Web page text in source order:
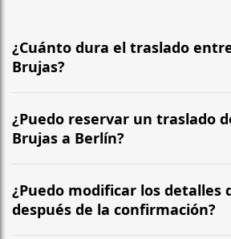
¿Cuánto dura el traslado
Brujas?
¿Cuánto dura el traslado entre
trayecto suele durar 8 h 30 min,
aproximadamente 850 km. La ruta
rápida.
¿Puedo reservar un traslado
Brujas a Berlín?
Sí, operamos las 24 horas del día,
semana, en ambos sentidos.
menos 5 o 6 horas antes de su
¿Puedo modificar los detalles
después de la confirmación?